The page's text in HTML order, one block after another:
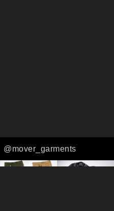
@mover_garments